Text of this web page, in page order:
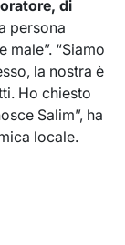
di
persona
“Siamo
la nostra è
Ho chiesto
Salim”, ha
locale.